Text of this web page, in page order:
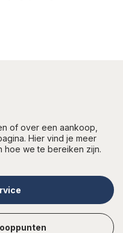
of over een aankoop,
Hier vind je meer
hoe we te bereiken zijn.